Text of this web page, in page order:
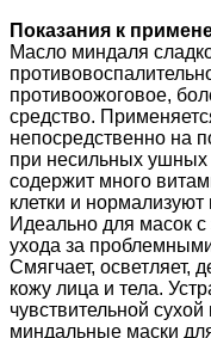
Показания к
Масло миндаля
противоожоговое,
средство.
непосредственно на
при несильных ушных
содержит много
клетки и
Идеально для масок
ухода за
Смягчает, осветляет,
кожу лица и тела.
чувствительной
миндальные маски